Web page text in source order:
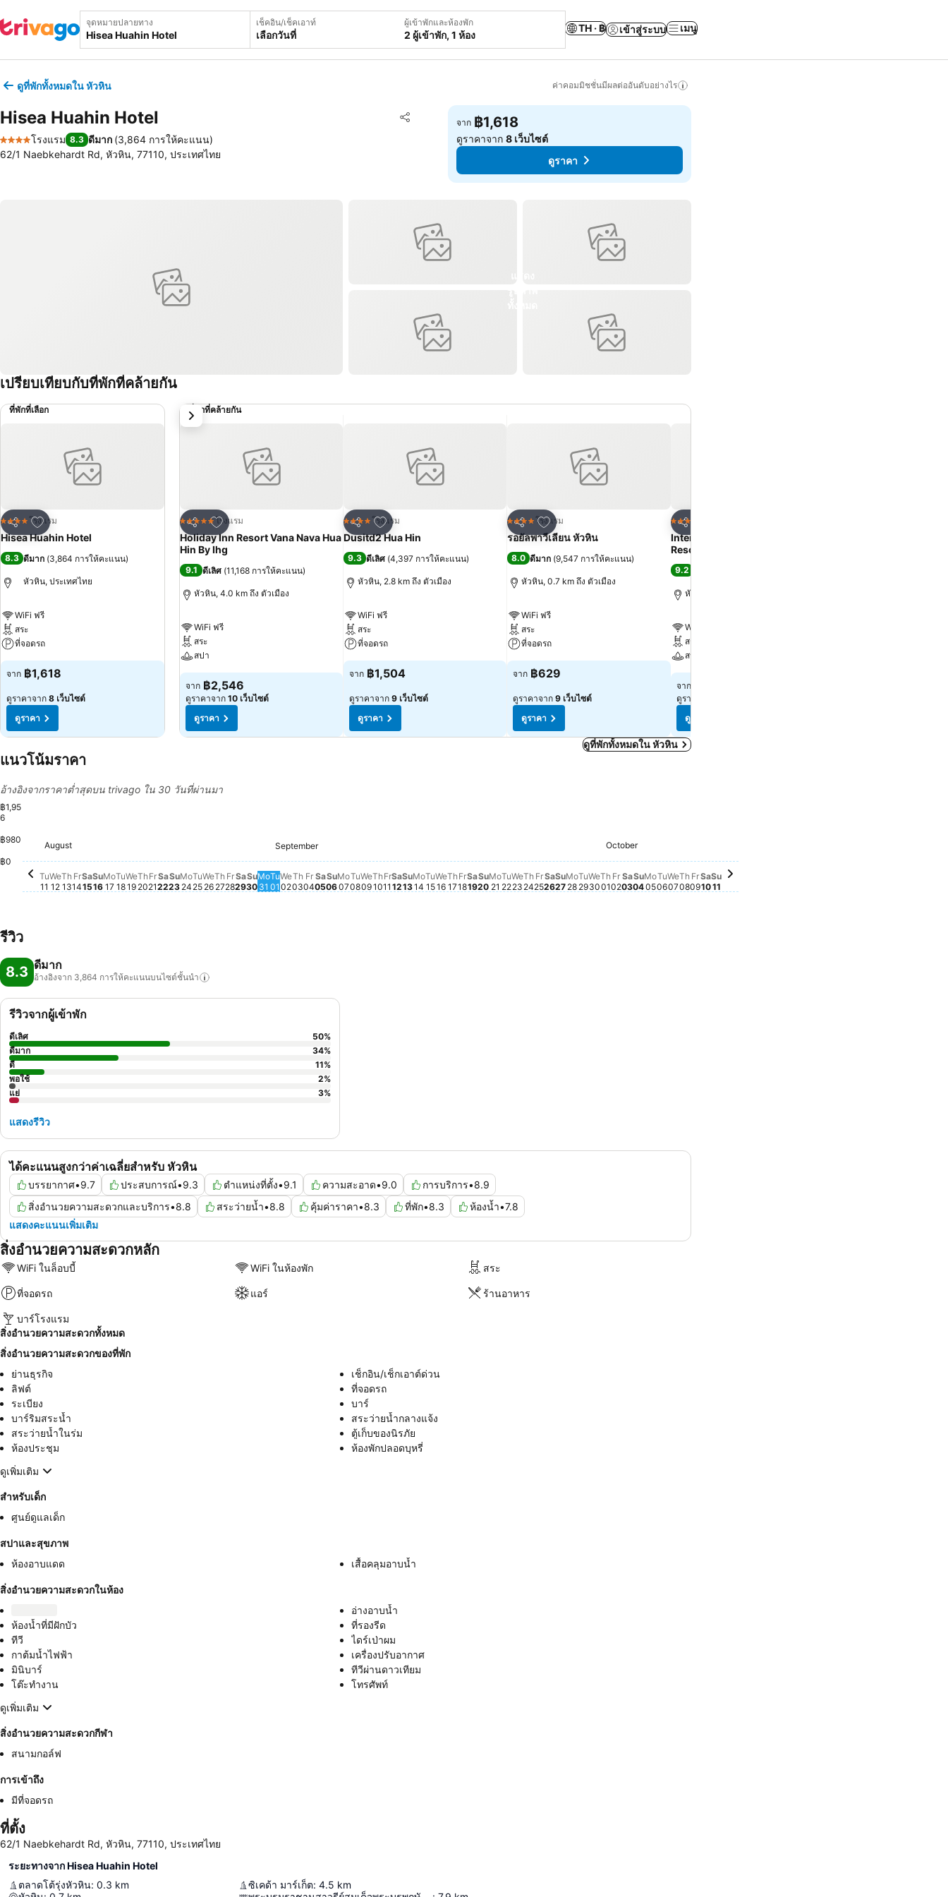
จุดหมายปลายทาง เช็คอิน/เช็คเอาท์
เลือกวันที่
ผู้เข้าพักและห้องพัก
2 ผู้เข้าพัก, 1 ห้อง
TH · ฿ เข้าสู่ระบบ เมนู
ดูที่พักทั้งหมดใน หัวหิน ค่าคอมมิชชั่นมีผลต่ออันดับอย่างไร
Hisea Huahin Hotel แชร์
เพิ่มในรายการโปรด
4 ดาว
โรงแรม 8.3 ดีมาก (3,864 การให้คะแนน)
62/1 Naebkehardt Rd, หัวหิน, 77110, ประเทศไทย
จาก ฿1,618
ดูราคาจาก8 เว็บไซต์
ดูราคา
เปรียบเทียบกับที่พักที่คล้ายกัน
ที่พักที่เลือก
แชร์
เพิ่มในรายการโปรด
4 ดาว โรงแรม
Hisea Huahin Hotel
8.3 ดีมาก (3,864 การให้คะแนน)
หัวหิน, ประเทศไทย
WiFi ฟรี
สระ
ที่จอดรถ
จาก ฿1,618
ดูราคาจาก 8 เว็บไซต์
ดูราคา
ที่พักที่คล้ายกัน
แชร์
เพิ่มในรายการโปรด
5 ดาว โรงแรม
Holiday Inn Resort Vana Nava Hua
Hin By Ihg
9.1 ดีเลิศ (11,168 การให้คะแนน)
หัวหิน, 4.0 km ถึง ตัวเมือง
WiFi ฟรี
สระ
สปา
จาก ฿2,546
ดูราคาจาก 10 เว็บไซต์
ดูราคา
แชร์
เพิ่มในรายการโปรด
4 ดาว โรงแรม
Dusitd2 Hua Hin
9.3 ดีเลิศ (4,397 การให้คะแนน)
หัวหิน, 2.8 km ถึง ตัวเมือง
WiFi ฟรี
สระ
ที่จอดรถ
จาก ฿1,504
ดูราคาจาก 9 เว็บไซต์
ดูราคา
แชร์
เพิ่มในรายการโปรด
4 ดาว โรงแรม
รอยัลพาวีเลียน หัวหิน
8.0 ดีมาก (9,547 การให้คะแนน)
หัวหิน, 0.7 km ถึง ตัวเมือง
WiFi ฟรี
สระ
ที่จอดรถ
จาก ฿629
ดูราคาจาก 9 เว็บไซต์
ดูราคา
แชร์
5 ดาว
Intercontinental Hotels Hua Hin
Resort By Ihg
9.2
หัวหิน, 2.3 km ถึง ตัวเมือง
WiFi ฟรี
สระ
สปา
จาก
ดูราคาจาก
ดูราคา
ถัดไป
ดูที่พักทั้งหมดใน หัวหิน
แนวโน้มราคา
อ้างอิงจากราคาต่ำสุดบน trivago ใน 30 วันที่ผ่านมา
฿1,95
6
฿980
฿0
Tuesday, August 11
฿1,778
August
Tu
11
Wednesday, August 12
฿1,761
We
12
Thursday, August 13
฿1,773
Th
13
Fr
14
Sa
15
Su
16
Mo
17
Tu
18
We
19
Th
20
Fr
21
Sa
22
Su
23
Monday, August 24
Mo
24
Tuesday, August 25
Tu
25
Wednesday, August 26
We
26
Thursday, August 27
Th
27
Friday, August 28
Fr
28
Saturday, August 29
Sa
29
Sunday, August 30
฿1,754
Su
30
Monday, August 31
฿1,774
Mo
31
Tuesday, September 01
฿1,732
September
Tu
01
Wednesday, September 02
฿1,772
We
02
Thursday, September 03
฿1,748
Th
03
Friday, September 04
฿1,786
Fr
04
Sa
05
Su
06
Mo
07
Tu
08
We
09
Th
10
Fr
11
Sa
12
Su
13
Mo
14
Tu
15
We
16
Th
17
Fr
18
Sa
19
Su
20
Monday, September 21
Mo
21
Tuesday, September 22
Tu
22
Wednesday, September 23
We
23
Thursday, September 24
Th
24
Friday, September 25
Fr
25
Saturday, September 26
Sa
26
Sunday, September 27
Su
27
Monday, September 28
Mo
28
Tuesday, September 29
฿1,737
Tu
29
Wednesday, September 30
฿1,777
We
30
Thursday, October 01
฿1,744
October
Th
01
Friday, October 02
฿1,740
Fr
02
Saturday, October 03
฿1,860
Sa
03
Sunday, October 04
฿1,770
Su
04
Mo
05
Tu
06
We
07
Th
08
Fr
09
Sa
10
Su
11
รีวิว
8.3 ดีมาก
อ้างอิงจาก 3,864 การให้คะแนนบนไซต์ชั้นนำ
ได้คะแนนสูงกว่าค่าเฉลี่ยสำหรับ หัวหิน
บรรยากาศ•9.7 ประสบการณ์•9.3 ตำแหน่งที่ตั้ง•9.1 ความสะอาด•9.0 การบริการ•8.9
สิ่งอำนวยความสะดวกและบริการ•8.8 สระว่ายน้ำ•8.8 คุ้มค่าราคา•8.3 ที่พัก•8.3 ห้องน้ำ•7.8
แสดงคะแนนเพิ่มเติม
รีวิวจากผู้เข้าพัก
ดีเลิศ 50%
ดีมาก
34%
ดี
11%
พอใช้
2%
แย่
3%
แสดงรีวิว
สิ่งอำนวยความสะดวกหลัก
WiFi ในล็อบบี้ WiFi ในห้องพัก สระ
ที่จอดรถ แอร์ ร้านอาหาร
บาร์โรงแรม
สิ่งอำนวยความสะดวกทั้งหมด
สิ่งอำนวยความสะดวกของที่พัก
ย่านธุรกิจ
เช็กอิน/เช็กเอาต์ด่วน
ลิฟต์
ที่จอดรถ
ระเบียง
บาร์
บาร์ริมสระน้ำ
สระว่ายน้ำกลางแจ้ง
สระว่ายน้ำในร่ม
ตู้เก็บของนิรภัย
ห้องประชุม
ห้องพักปลอดบุหรี่
ดูเพิ่มเติม
สำหรับเด็ก
ศูนย์ดูแลเด็ก
สปาและสุขภาพ
ห้องอาบแดด
เสื้อคลุมอาบน้ำ
สิ่งอำนวยความสะดวกในห้อง
อ่างอาบน้ำ
ห้องน้ำที่มีฝักบัว
ที่รองรีด
ทีวี
ไดร์เป่าผม
กาต้มน้ำไฟฟ้า
เครื่องปรับอากาศ
มินิบาร์
ทีวีผ่านดาวเทียม
โต๊ะทำงาน
โทรศัพท์
ดูเพิ่มเติม
สิ่งอำนวยความสะดวกกีฬา
สนามกอล์ฟ
การเข้าถึง
มีที่จอดรถ
ที่ตั้ง
62/1 Naebkehardt Rd, หัวหิน, 77110, ประเทศไทย
ระยะทางจาก Hisea Huahin Hotel
ตลาดโต้รุ่งหัวหิน: 0.3 km
ซิเคด้า มาร์เก็ต: 4.5 km